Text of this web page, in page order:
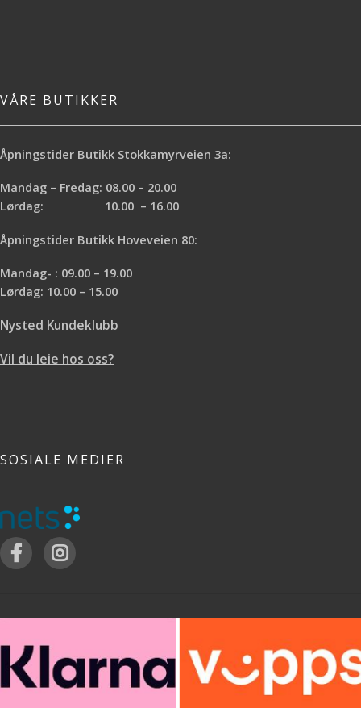
VÅRE BUTIKKER
Åpningstider Butikk Stokkamyrveien 3a:
Mandag – Fredag: 08.00 – 20.00
Lørdag: 10.00 – 16.00
Åpningstider Butikk Hoveveien 80:
Mandag- : 09.00 – 19.00
Lørdag: 10.00 – 15.00
Nysted Kundeklubb
Vil du leie hos oss?
SOSIALE MEDIER